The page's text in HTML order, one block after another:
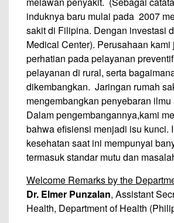
induknya baru mulai pada 2007
sakit di Filipina. Dengan investasi
Medical Center). Perusahaan kami
perhatian pada pelayanan
pelayanan di rural, serta
dikembangkan. Jaringan rumah
mengembangkan penyebaran
Dalam pengembangannya,kami
bahwa efisiensi menjadi isu kunci.
kesehatan saat ini mempunyai
termasuk standar mutu dan
Welcome Remarks by the
Dr. Elmer Punzalan, Assistant
Health, Department of Health